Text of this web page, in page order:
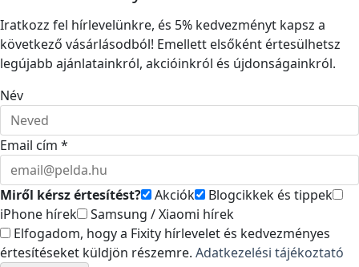
Iratkozz fel hírlevelünkre, és 5% kedvezményt kapsz a
következő vásárlásodból! Emellett elsőként értesülhetsz
legújabb ajánlatainkról, akcióinkról és újdonságainkról.
Név
Email cím *
Miről kérsz értesítést? Akciók
Blogcikkek és tippek
iPhone hírek
Samsung / Xiaomi hírek
Elfogadom, hogy a Fixity hírlevelet és kedvezményes
értesítéseket küldjön részemre. Adatkezelési tájékoztató